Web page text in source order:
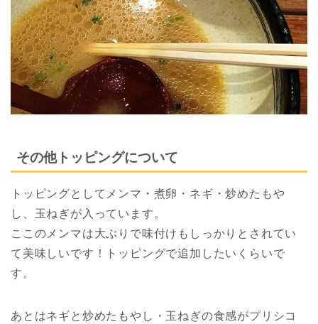
その他トッピングについて
トッピングとしてメンマ・煮卵・ネギ・炒めたもや
し、玉ねぎが入っています。
ここのメンマは大ぶりで味付けもしっかりとされてい
て美味しいです！トッピングで追加したいくらいで
す。
あとはネギと炒めたもやし・玉ねぎの食感がプリシコ